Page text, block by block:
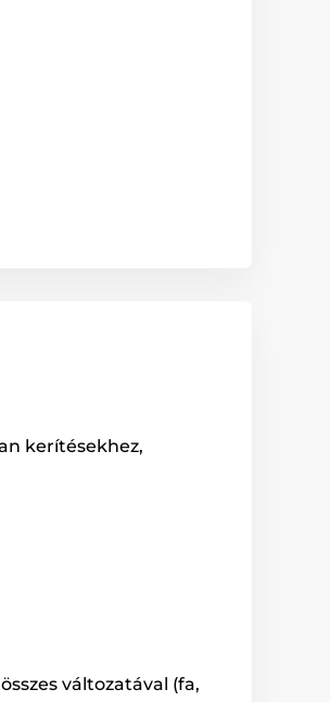
kerítésekhez,
változatával (fa,